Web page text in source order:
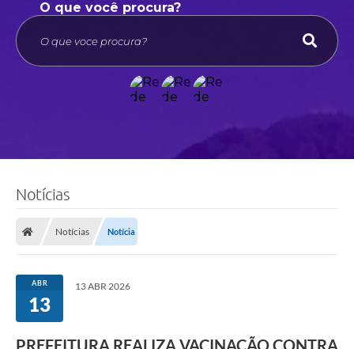
O que voce procura?
Notícias
Notícias Notícia
ABR
13
13 ABR 2026
PREFEITURA REALIZA VACINAÇÃO CONTRA